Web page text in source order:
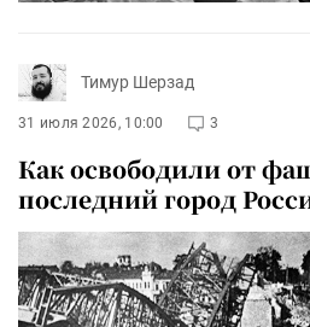
Тимур Шерзад
31 июля 2026, 10:00 3
Как освободили от
последний город